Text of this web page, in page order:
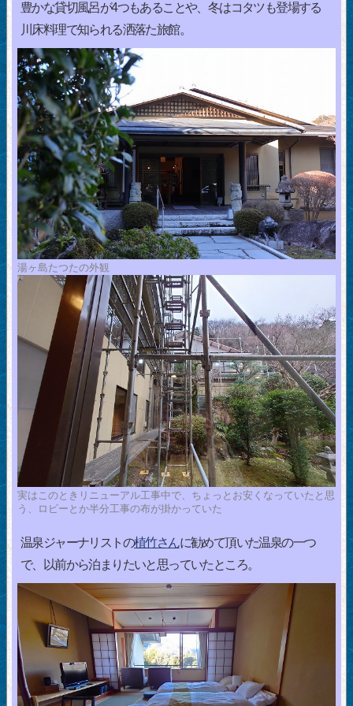
豊かな貸切風呂が4つもあることや、冬はコタツも登場する
川床料理で知られる洒落た旅館。
湯ヶ島たつたの外観
実はこのときリニューアル工事中で、ちょっとお安くなっていたと思
う、ロビーとか半分工事の布が掛かっていた
温泉ジャーナリストの植竹さんに勧めて頂いた温泉の一つ
で、以前から泊まりたいと思っていたところ。